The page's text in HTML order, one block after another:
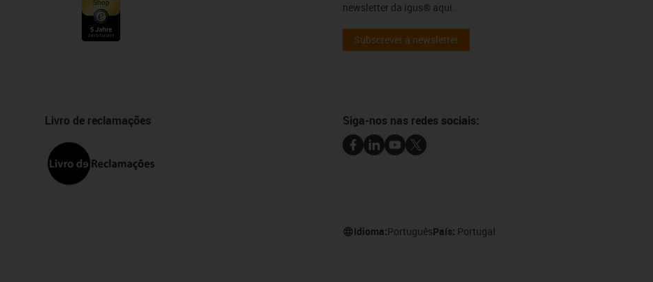
Livro de reclamações
newsletter da igus® aqui.
Subscrever a newsletter
Siga-nos nas redes sociais:
Idioma:PortuguêsPaís: Portugal